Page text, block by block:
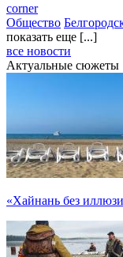
corner
Общество
показать еще [...]
все новости
Актуальные сюжеты
«Хайнань без